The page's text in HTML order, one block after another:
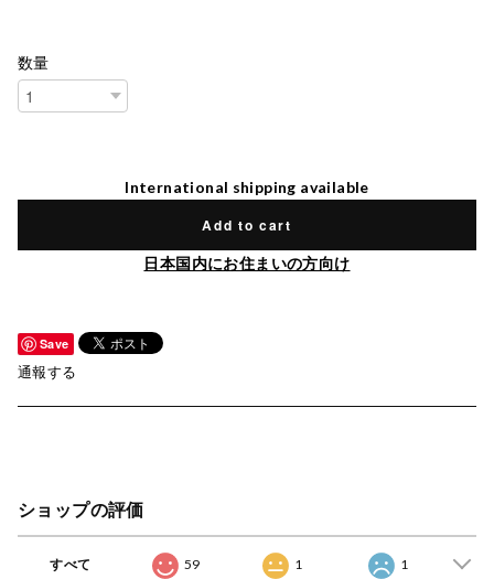
数量
International shipping available
Add to cart
日本国内にお住まいの方向け
Save
通報する
ショップの評価
すべて 59 1 1